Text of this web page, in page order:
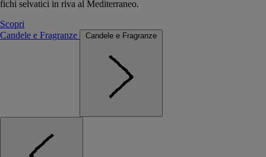
fichi selvatici in riva al Mediterraneo.
Scopri
Candele e Fragranze
Candele e Fragranze